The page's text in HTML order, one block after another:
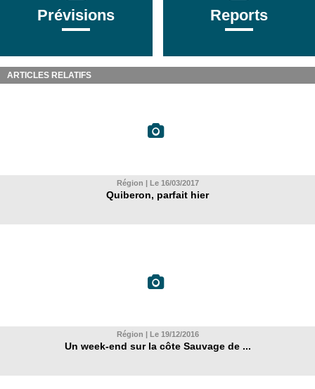
Prévisions Reports
ARTICLES RELATIFS
Région | Le 16/03/2017
Quiberon, parfait hier
Région | Le 19/12/2016
Un week-end sur la côte Sauvage de ...